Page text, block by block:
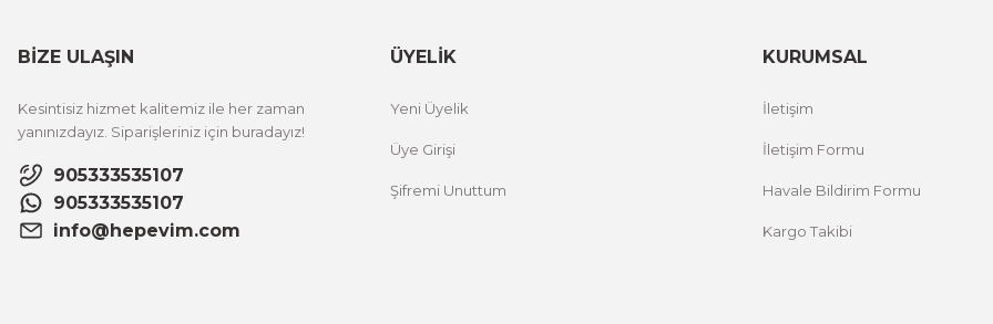
BİZE ULAŞIN
Kesintisiz hizmet kalitemiz ile her zaman
yanınızdayız. Siparişleriniz için buradayız!
905333535107
905333535107
info@hepevim.com
ÜYELİK
Yeni Üyelik
Üye Girişi
Şifremi Unuttum
KURUMSAL
İletişim
İletişim Formu
Havale Bildirim Formu
Kargo Takibi